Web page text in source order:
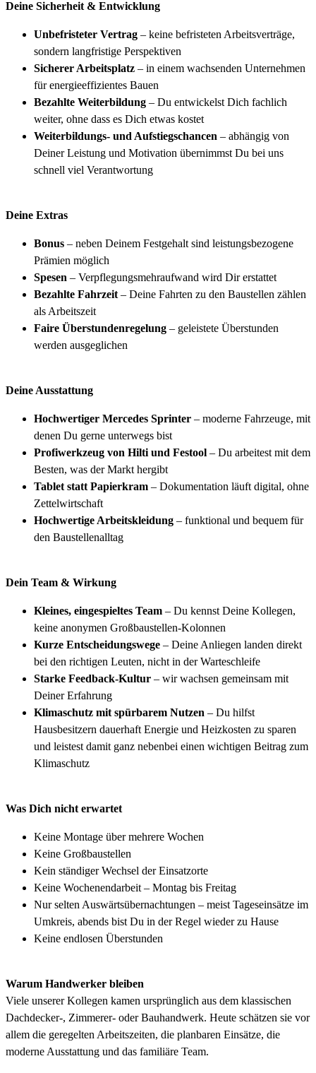
Deine Sicherheit & Entwicklung
Unbefristeter Vertrag – keine befristeten Arbeitsverträge,
sondern langfristige Perspektiven
Sicherer Arbeitsplatz – in einem wachsenden Unternehmen
für energieeffizientes Bauen
Bezahlte Weiterbildung – Du entwickelst Dich fachlich
weiter, ohne dass es Dich etwas kostet
Weiterbildungs- und Aufstiegschancen – abhängig von
Deiner Leistung und Motivation übernimmst Du bei uns
schnell viel Verantwortung
Deine Extras
Bonus – neben Deinem Festgehalt sind leistungsbezogene
Prämien möglich
Spesen – Verpflegungsmehraufwand wird Dir erstattet
Bezahlte Fahrzeit – Deine Fahrten zu den Baustellen zählen
als Arbeitszeit
Faire Überstundenregelung – geleistete Überstunden
werden ausgeglichen
Deine Ausstattung
Hochwertiger Mercedes Sprinter – moderne Fahrzeuge, mit
denen Du gerne unterwegs bist
Profiwerkzeug von Hilti und Festool – Du arbeitest mit dem
Besten, was der Markt hergibt
Tablet statt Papierkram – Dokumentation läuft digital, ohne
Zettelwirtschaft
Hochwertige Arbeitskleidung – funktional und bequem für
den Baustellenalltag
Dein Team & Wirkung
Kleines, eingespieltes Team – Du kennst Deine Kollegen,
keine anonymen Großbaustellen-Kolonnen
Kurze Entscheidungswege – Deine Anliegen landen direkt
bei den richtigen Leuten, nicht in der Warteschleife
Starke Feedback-Kultur – wir wachsen gemeinsam mit
Deiner Erfahrung
Klimaschutz mit spürbarem Nutzen – Du hilfst
Hausbesitzern dauerhaft Energie und Heizkosten zu sparen
und leistest damit ganz nebenbei einen wichtigen Beitrag zum
Klimaschutz
Was Dich nicht erwartet
Keine Montage über mehrere Wochen
Keine Großbaustellen
Kein ständiger Wechsel der Einsatzorte
Keine Wochenendarbeit – Montag bis Freitag
Nur selten Auswärtsübernachtungen – meist Tageseinsätze im
Umkreis, abends bist Du in der Regel wieder zu Hause
Keine endlosen Überstunden
Warum Handwerker bleiben
Viele unserer Kollegen kamen ursprünglich aus dem klassischen
Dachdecker-, Zimmerer- oder Bauhandwerk. Heute schätzen sie vor
allem die geregelten Arbeitszeiten, die planbaren Einsätze, die
moderne Ausstattung und das familiäre Team.